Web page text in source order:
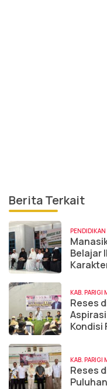
Berita Terkait
PENDIDIKAN
Belajar
KAB. PARIGI
Reses
Kondisi
KAB. PARIGI
Reses